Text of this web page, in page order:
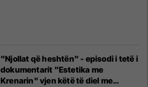
"Njollat që heshtën" - episodi i tetë i
dokumentarit "Estetika me
Krenarin" vjen këtë të diel me